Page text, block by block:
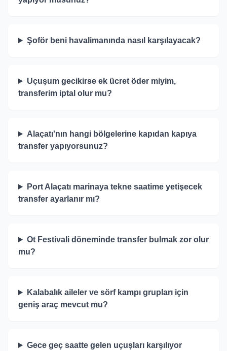
Şoför beni havalimanında nasıl karşılayacak?
Uçuşum gecikirse ek ücret öder miyim,
transferim iptal olur mu?
Alaçatı'nın hangi bölgelerine kapıdan kapıya
transfer yapıyorsunuz?
Port Alaçatı marinaya tekne saatime yetişecek
transfer ayarlanır mı?
Ot Festivali döneminde transfer bulmak zor olur
mu?
Kalabalık aileler ve sörf kampı grupları için
geniş araç mevcut mu?
Gece geç saatte gelen uçuşları karşılıyor